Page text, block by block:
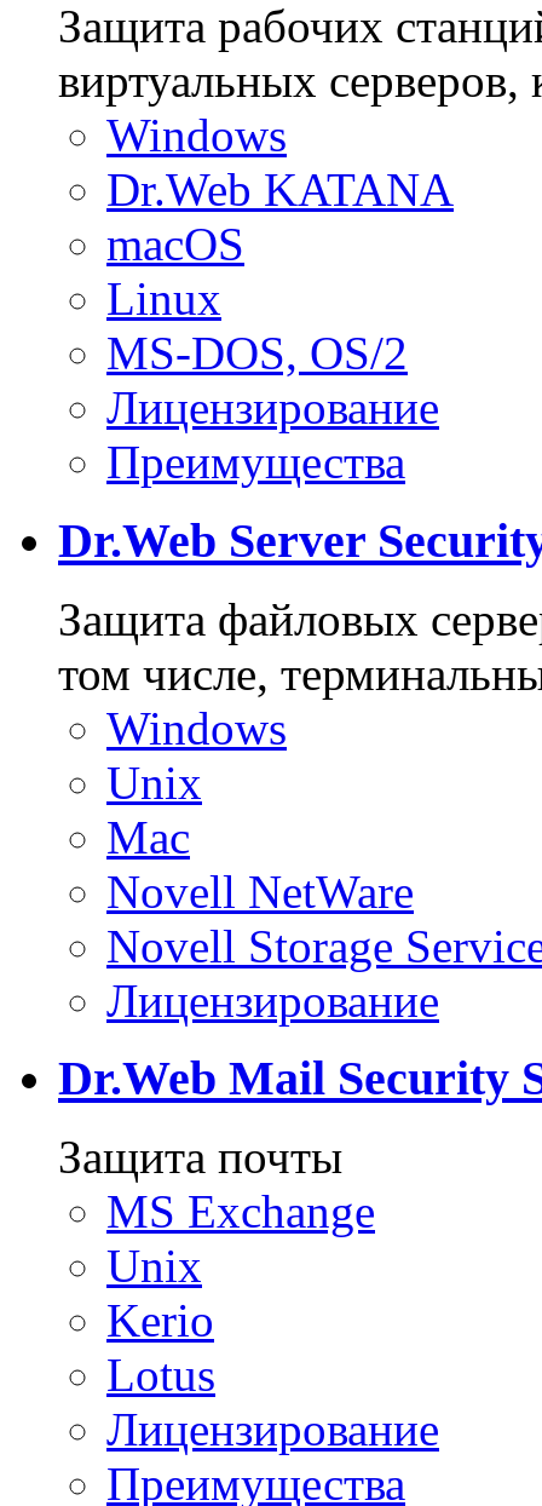
Защита рабочих
виртуальных
Windows
Dr.Web KATANA
macOS
Linux
MS-DOS, OS/2
Лицензирование
Преимущества
Dr.Web Server
Защита файловых
том числе,
Windows
Unix
Mac
Novell NetWare
Novell Storage
Лицензирование
Dr.Web Mail Security
Защита почты
MS Exchange
Unix
Kerio
Lotus
Лицензирование
Преимущества